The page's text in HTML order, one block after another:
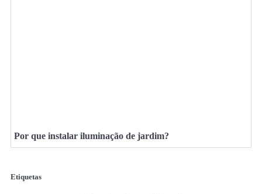
Por que instalar iluminação de jardim?
Etiquetas